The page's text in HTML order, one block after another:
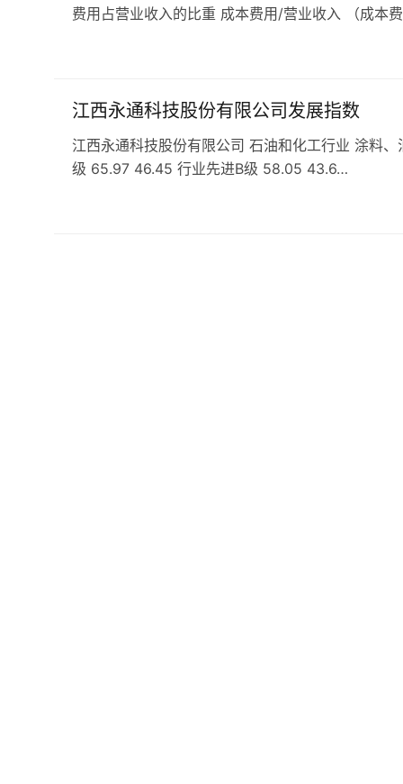
费用占营业收入的比重 成本费用/营业收入 （成本
江西永通科技股份有限公司发展指数
江西永通科技股份有限公司 石油和化工行业 涂料
级 65.97 46.45 行业先进B级 58.05 43.6…